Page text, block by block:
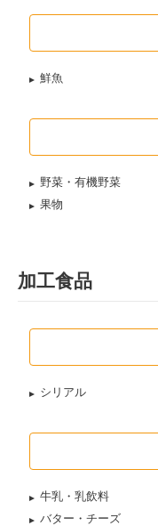
鮮魚
野菜・有機野菜
果物
加工食品
シリアル
牛乳・乳飲料
バター・チーズ